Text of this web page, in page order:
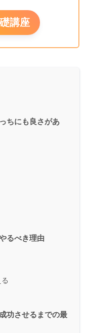
講座
ちにも良さがあ
るべき理由
功させるまでの最